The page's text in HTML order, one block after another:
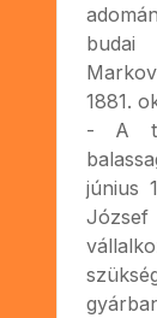
budai
1881.
- A
június
József